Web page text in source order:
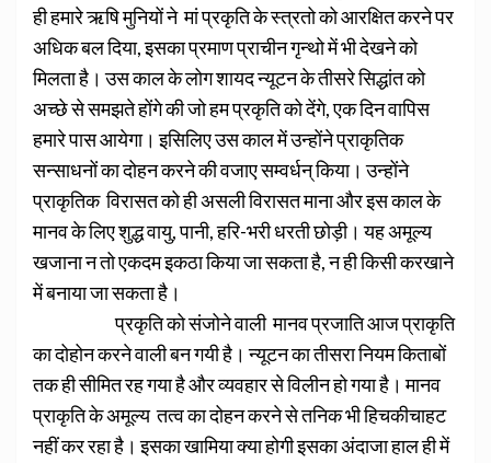
ही हमारे ऋषि मुनियों ने मां प्रकृति के स्त्रतो को आरक्षित करने पर
अधिक बल दिया, इसका प्रमाण प्राचीन गृन्थो में भी देखने को
मिलता है। उस काल के लोग शायद न्यूटन के तीसरे सिद्धांत को
अच्छे से समझते होंगे की जो हम प्रकृति को देंगे, एक दिन वापिस
हमारे पास आयेगा। इसिलिए उस काल में उन्होंने प्राकृतिक
सन्साधनों का दोहन करने की वजाए सम्वर्धन् किया। उन्होंने
प्राकृतिक विरासत को ही असली विरासत माना और इस काल के
मानव के लिए शुद्ध वायु, पानी, हरि-भरी धरती छोड़ी। यह अमूल्य
खजाना न तो एकदम इकठा किया जा सकता है, न ही किसी करखाने
में बनाया जा सकता है।
प्रकृति को संजोने वाली मानव प्रजाति आज प्राकृति
का दोहोन करने वाली बन गयी है। न्यूटन का तीसरा नियम किताबों
तक ही सीमित रह गया है और व्यवहार से विलीन हो गया है। मानव
प्राकृति के अमूल्य तत्व का दोहन करने से तनिक भी हिचकीचाहट
नहीं कर रहा है। इसका खामिया क्या होगी इसका अंदाजा हाल ही में